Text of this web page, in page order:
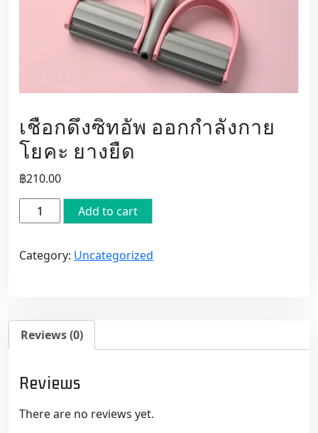
เชือกดึงซิทอัพ ออกกำลังกาย
โยคะ ยางยืด
฿210.00
เชือก
ดึง
ทอัพ
โยคะ
ยาง
quantity
Add to cart
Category: Uncategorized
Reviews (0)
Reviews
There are no reviews yet.